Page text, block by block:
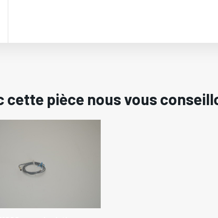
cette pièce nous vous